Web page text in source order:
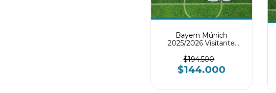
Bayern Múnich
2025/2026 Visitante
$194.500
$144.000